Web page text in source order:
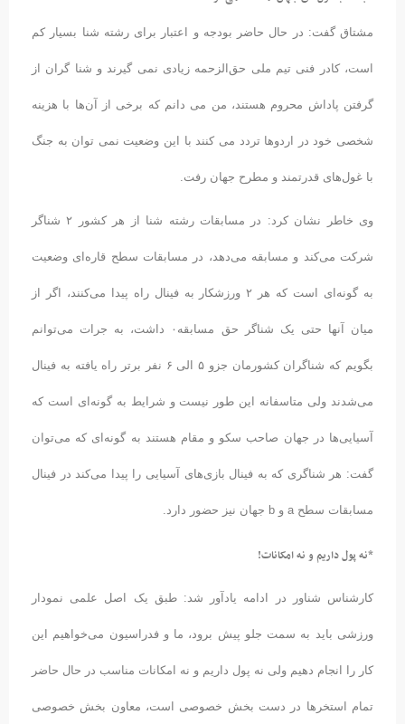
مشتاق گفت: در حال حاضر بودجه و اعتبار برای رشته شنا بسیار کم
است، کادر فنی تیم ملی حق‌الزحمه زیادی نمی گیرند و شنا گران از
گرفتن پاداش محروم هستند، من می دانم که برخی از آن‌ها با هزینه
شخصی خود در اردوها تردد می کنند با این وضعیت نمی توان به جنگ
با غول‌های قدرتمند و مطرح جهان رفت.
وی خاطر نشان کرد: در مسابقات رشته شنا از هر کشور ۲ شناگر
شرکت می‌کند و مسابقه‌ می‌دهد، در مسابقات سطح قاره‌ای وضعیت
به گونه‌ای است که هر ۲ ورزشکار به فینال راه پیدا می‌کنند، اگر از
میان آنها حتی یک شناگر حق مسابقه۰ داشت، به جرات می‌توانم
بگویم که شناگران کشورمان جزو ۵ الی ۶ نفر برتر راه یافته‌ به فینال
می‌شدند ولی متاسفانه این طور نیست و شرایط به گونه‌ای است که
آسیایی‌ها در جهان صاحب سکو و مقام هستند به گونه‌ای که می‌توان
گفت: هر شناگری که به فینال بازی‌های آسیایی را پیدا می‌کند در فینال
مسابقات سطح a و b جهان نیز حضور دارد.
*نه پول داریم و نه امکانات!
کارشناس شناور در ادامه یادآور شد: طبق یک اصل علمی نمودار
ورزشی باید به سمت جلو پیش برود، ما و فدراسیون می‌خواهیم این
کار را انجام دهیم ولی نه پول داریم و نه امکانات مناسب در حال حاضر
تمام استخرها در دست بخش خصوصی است، معاون بخش خصوصی